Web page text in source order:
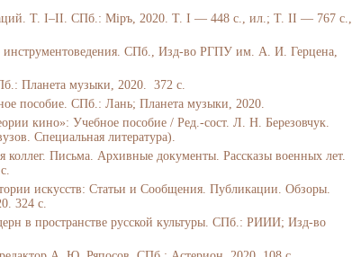
Т. I–II. СПб.: Мiръ, 2020. Т. I — 448 с., ил.; Т. II — 767 с.,
инструментоведения. СПб., Изд-во РГПУ им. А. И. Герцена,
Планета музыки, 2020. 372 с.
пособие. СПб.: Лань; Планета музыки, 2020.
кино»: Учебное пособие / Ред.-сост. Л. Н. Березовчук.
Специальная литература).
Письма. Архивные документы. Рассказы военных лет.
искусств: Статьи и Сообщения. Публикации. Обзоры.
324 с.
в пространстве русской культуры. СПб.: РИИИ; Изд-во